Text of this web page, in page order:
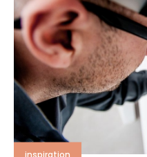
inspiration